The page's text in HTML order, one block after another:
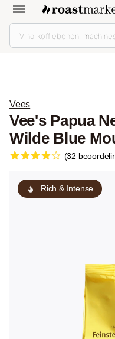
Vees
Vee's Papua
Wilde Blue
(32
Rich & Intense